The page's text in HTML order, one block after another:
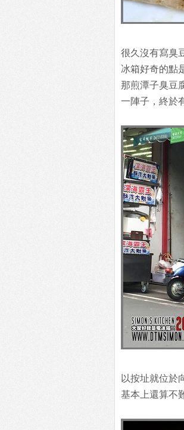
很久沒有寫臭
冰箱好奇的點
那煎潭子臭豆
一陣子，終於
以按址就位於
基本上還算不